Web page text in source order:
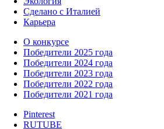
Сделано с Италией
Карьера
О конкурсе
Победители 2025 года
Победители 2024 года
Победители 2023 года
Победители 2022 года
Победители 2021 года
Pinterest
RUTUBE